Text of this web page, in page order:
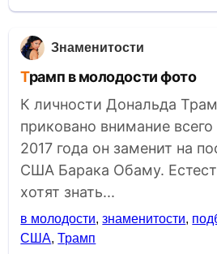
Знаменитости
Трамп в молодости фото
К личности Дональда
приковано внимание
2017 года он заменит на
США Барака Обаму.
хотят знать...
в молодости,знаменитости,
США,Трамп